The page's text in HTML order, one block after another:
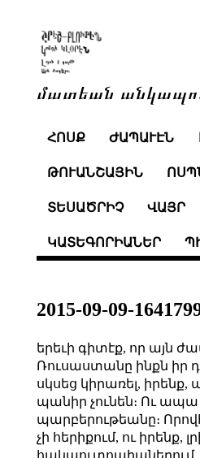
մատեան
ՀՈՍՔ ԺԱՊԱՒԷՆ
ԹՈՒԱՆՇԱՅԻՆ
ՏԵՍԱԾՐԻՉ ՎԱՅՐ
ԿԱՏԵԳՈՐԻԱՆԵՐ
2015-09-09-
երեւի գիտէք, որ այն
Ռուսաստանը ինքն իր
սկսեց կիրառել, իրենք,
պանիր չունեն։ Ու ապա
պարբերութեանը։
չի հերիքում, ու իրենք,
հակաուտոպիաներում,